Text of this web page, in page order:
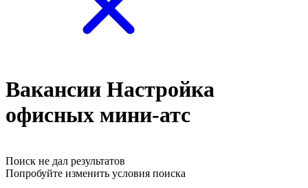
Вакансии Настройка
офисных мини-атс
Поиск не дал результатов
Попробуйте изменить условия поиска